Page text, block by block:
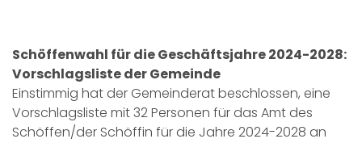
Schöffenwahl für die Geschäftsjahre 2024-2028:
Vorschlagsliste der Gemeinde
Einstimmig hat der Gemeinderat beschlossen, eine
Vorschlagsliste mit 32 Personen für das Amt des
Schöffen/der Schöffin für die Jahre 2024-2028 an